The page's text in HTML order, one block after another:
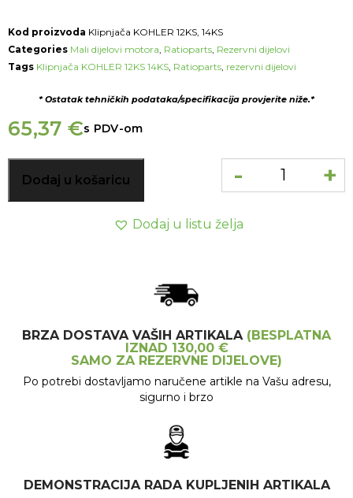
Kod proizvoda Klipnjača KOHLER 12KS, 14KS
Categories Mali dijelovi motora, Ratioparts, Rezervni dijelovi
Tags Klipnjača KOHLER 12KS 14KS, Ratioparts, rezervni dijelovi
* Ostatak tehničkih podataka/specifikacija provjerite niže.*
65,37 €s PDV-om
- +
Dodaj u košaricu
Dodaj u listu želja
BRZA DOSTAVA VAŠIH ARTIKALA (BESPLATNA
IZNAD 130,00 €
SAMO ZA REZERVNE DIJELOVE)
Po potrebi dostavljamo naručene artikle na Vašu adresu,
sigurno i brzo
DEMONSTRACIJA RADA KUPLJENIH ARTIKALA